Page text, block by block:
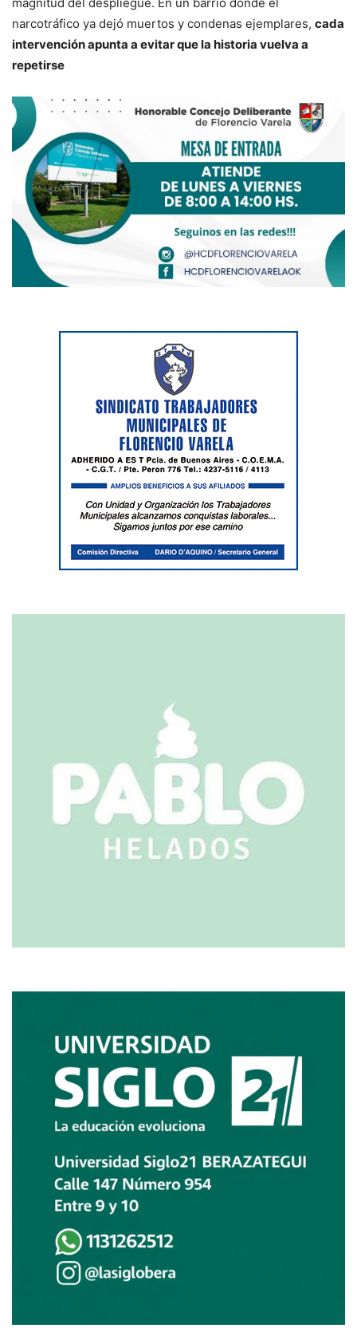
narcotráfico ya dejó muertos y condenas ejemplares, cada
intervención apunta a evitar que la historia vuelva a
repetirse